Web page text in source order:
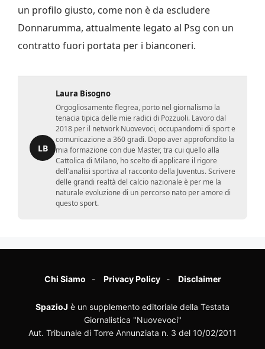
un profilo giusto, come non è da escludere
Donnarumma, attualmente legato al Psg con un
contratto fuori portata per i bianconeri.
LB
Laura Bisogno
Orgogliosamente flegrea, porto nel giornalismo la
tenacia tipica delle mie radici di Pozzuoli. Lavoro dal
2018 per il network Nuovevoci, occupandomi di sport e
comunicazione a 360 gradi. Dopo aver approfondito la
mia formazione con due Master, tra cui quello alla
Cattolica di Milano, ho scelto di applicare il rigore
dell'analisi sportiva al racconto della Juventus. Scrivere
delle grandi realtà del calcio nazionale è per me la
naturale evoluzione di un percorso nato per amore di
questo sport.
Chi Siamo Privacy Policy Disclaimer
SpazioJ è un supplemento editoriale della Testata
Giornalistica "Nuovevoci"
Aut. Tribunale di Torre Annunziata n. 3 del 10/02/2011